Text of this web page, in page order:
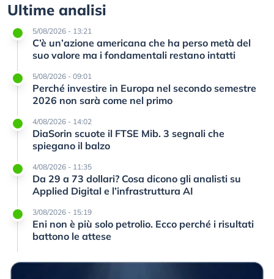
Ultime analisi
5/08/2026 - 13:21
C’è un’azione americana che ha perso metà del
suo valore ma i fondamentali restano intatti
5/08/2026 - 09:01
Perché investire in Europa nel secondo semestre
2026 non sarà come nel primo
4/08/2026 - 14:02
DiaSorin scuote il FTSE Mib. 3 segnali che
spiegano il balzo
4/08/2026 - 11:35
Da 29 a 73 dollari? Cosa dicono gli analisti su
Applied Digital e l’infrastruttura AI
3/08/2026 - 15:19
Eni non è più solo petrolio. Ecco perché i risultati
battono le attese